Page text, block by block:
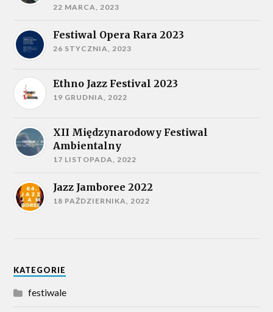
22 MARCA, 2023
Festiwal Opera Rara 2023
26 STYCZNIA, 2023
Ethno Jazz Festival 2023
19 GRUDNIA, 2022
XII Międzynarodowy Festiwal
Ambientalny
17 LISTOPADA, 2022
Jazz Jamboree 2022
18 PAŹDZIERNIKA, 2022
KATEGORIE
festiwale